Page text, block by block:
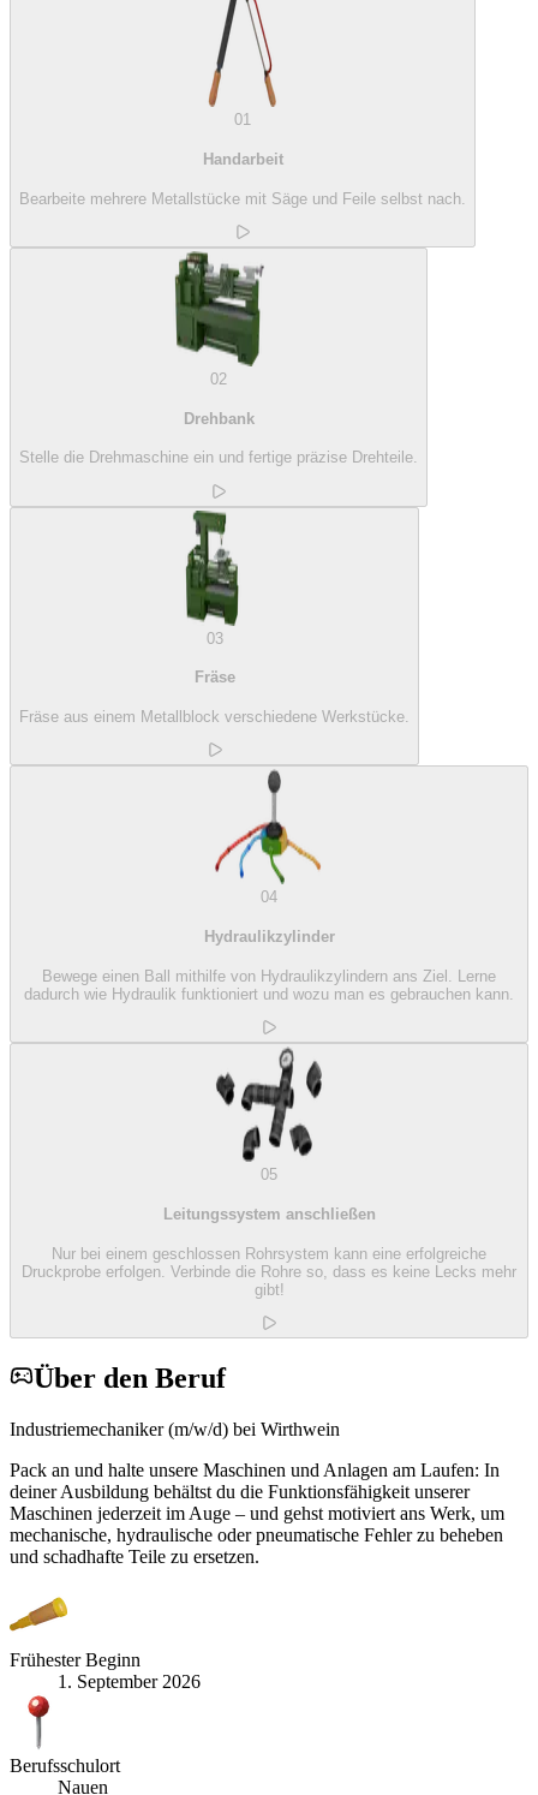
01
Handarbeit
Bearbeite mehrere Metallstücke mit Säge und Feile selbst nach.
02
Drehbank
Stelle die Drehmaschine ein und fertige präzise Drehteile.
03
Fräse
Fräse aus einem Metallblock verschiedene Werkstücke.
04
Hydraulikzylinder
Bewege einen Ball mithilfe von Hydraulikzylindern ans Ziel. Lerne
dadurch wie Hydraulik funktioniert und wozu man es gebrauchen kann.
05
Leitungssystem anschließen
Nur bei einem geschlossen Rohrsystem kann eine erfolgreiche
Druckprobe erfolgen. Verbinde die Rohre so, dass es keine Lecks mehr
gibt!
Über den Beruf
Industriemechaniker (m/w/d) bei Wirthwein
Pack an und halte unsere Maschinen und Anlagen am Laufen: In
deiner Ausbildung behältst du die Funktionsfähigkeit unserer
Maschinen jederzeit im Auge – und gehst motiviert ans Werk, um
mechanische, hydraulische oder pneumatische Fehler zu beheben
und schadhafte Teile zu ersetzen.
Frühester Beginn
1. September 2026
Berufsschulort
Nauen